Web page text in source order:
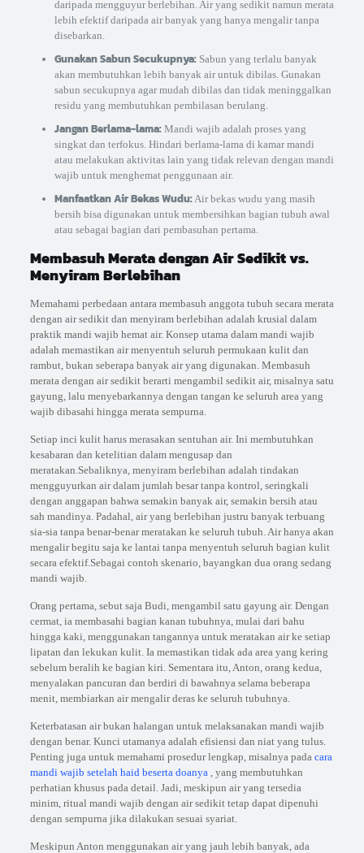
daripada mengguyur berlebihan. Air yang sedikit namun merata
lebih efektif daripada air banyak yang hanya mengalir tanpa
disebarkan.
Gunakan Sabun Secukupnya:Sabun yang terlalu banyak
akan membutuhkan lebih banyak air untuk dibilas. Gunakan
sabun secukupnya agar mudah dibilas dan tidak meninggalkan
residu yang membutuhkan pembilasan berulang.
Jangan Berlama-lama:Mandi wajib adalah proses yang
singkat dan terfokus. Hindari berlama-lama di kamar mandi
atau melakukan aktivitas lain yang tidak relevan dengan mandi
wajib untuk menghemat penggunaan air.
Manfaatkan Air Bekas Wudu:Air bekas wudu yang masih
bersih bisa digunakan untuk membersihkan bagian tubuh awal
atau sebagai bagian dari pembasuhan pertama.
Membasuh Merata dengan Air Sedikit vs.
Menyiram Berlebihan
Memahami perbedaan antara membasuh anggota tubuh secara merata
dengan air sedikit dan menyiram berlebihan adalah krusial dalam
praktik mandi wajib hemat air. Konsep utama dalam mandi wajib
adalah memastikan air menyentuh seluruh permukaan kulit dan
rambut, bukan seberapa banyak air yang digunakan. Membasuh
merata dengan air sedikit berarti mengambil sedikit air, misalnya satu
gayung, lalu menyebarkannya dengan tangan ke seluruh area yang
wajib dibasahi hingga merata sempurna.
Setiap inci kulit harus merasakan sentuhan air. Ini membutuhkan
kesabaran dan ketelitian dalam mengusap dan
meratakan.Sebaliknya, menyiram berlebihan adalah tindakan
mengguyurkan air dalam jumlah besar tanpa kontrol, seringkali
dengan anggapan bahwa semakin banyak air, semakin bersih atau
sah mandinya. Padahal, air yang berlebihan justru banyak terbuang
sia-sia tanpa benar-benar meratakan ke seluruh tubuh. Air hanya akan
mengalir begitu saja ke lantai tanpa menyentuh seluruh bagian kulit
secara efektif.Sebagai contoh skenario, bayangkan dua orang sedang
mandi wajib.
Orang pertama, sebut saja Budi, mengambil satu gayung air. Dengan
cermat, ia membasahi bagian kanan tubuhnya, mulai dari bahu
hingga kaki, menggunakan tangannya untuk meratakan air ke setiap
lipatan dan lekukan kulit. Ia memastikan tidak ada area yang kering
sebelum beralih ke bagian kiri. Sementara itu, Anton, orang kedua,
menyalakan pancuran dan berdiri di bawahnya selama beberapa
menit, membiarkan air mengalir deras ke seluruh tubuhnya.
Keterbatasan air bukan halangan untuk melaksanakan mandi wajib
dengan benar. Kunci utamanya adalah efisiensi dan niat yang tulus.
Penting juga untuk memahami prosedur lengkap, misalnya pada cara
mandi wajib setelah haid beserta doanya, yang membutuhkan
perhatian khusus pada detail. Jadi, meskipun air yang tersedia
minim, ritual mandi wajib dengan air sedikit tetap dapat dipenuhi
dengan sempurna jika dilakukan sesuai syariat.
Meskipun Anton menggunakan air yang jauh lebih banyak, ada